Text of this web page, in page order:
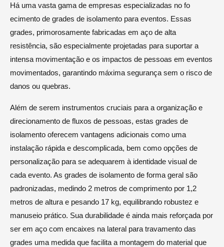
Há uma vasta gama de empresas especializadas no fo
ecimento de grades de isolamento para eventos. Essas
grades, primorosamente fabricadas em aço de alta
resistência, são especialmente projetadas para suportar a
intensa movimentação e os impactos de pessoas em eventos
movimentados, garantindo máxima segurança sem o risco de
danos ou quebras.
Além de serem instrumentos cruciais para a organização e
direcionamento de fluxos de pessoas, estas grades de
isolamento oferecem vantagens adicionais como uma
instalação rápida e descomplicada, bem como opções de
personalização para se adequarem à identidade visual de
cada evento. As grades de isolamento de forma geral são
padronizadas, medindo 2 metros de comprimento por 1,2
metros de altura e pesando 17 kg, equilibrando robustez e
manuseio prático. Sua durabilidade é ainda mais reforçada por
ser em aço com encaixes na lateral para travamento das
grades uma medida que facilita a montagem do material que